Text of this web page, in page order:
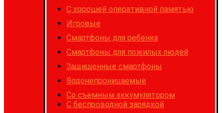
С хорошей оперативной памятью
Игровые
Cмартфоны для ребенка
Смартфоны для пожилых людей
Защищенные смартфоны
Водонепроницаемые
Со съемным аккумулятором
С беспроводной зарядкой